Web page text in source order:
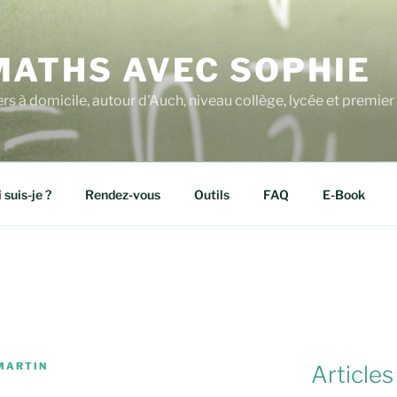
AVEC SOPHIE
à domicile, autour d'Auch, niveau collège, lycée et
suis-je ? Rendez-vous Outils FAQ E-Book